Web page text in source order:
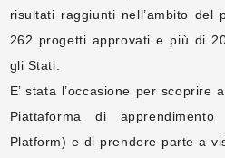
risultati raggiunti nell’ambito del
262 progetti approvati e più di
gli Stati.
E’ stata l’occasione per scoprire
Piattaforma di
Platform) e di prendere parte a